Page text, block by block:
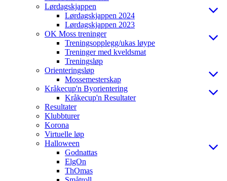
Lørdagskjappen
Lørdagskjappen 2024
Lørdagskjappen 2023
OK Moss treninger
Treningsopplegg/ukas løype
Treninger med kveldsmat
Treningsløp
Orienteringsløp
Mossemesterskap
Kråkecup'n Byorientering
Kråkecup'n Resultater
Resultater
Klubbturer
Korona
Virtuelle løp
Halloween
Godnattas
ElgOn
ThOmas